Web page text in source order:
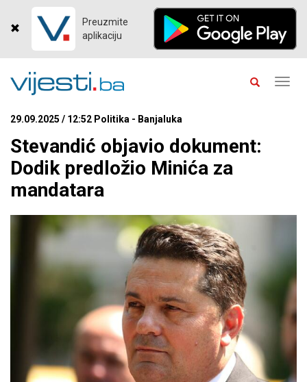
Preuzmite
aplikaciju
29.09.2025 / 12:52 Politika - Banjaluka
Stevandić objavio dokument:
Dodik predložio Minića za
mandatara